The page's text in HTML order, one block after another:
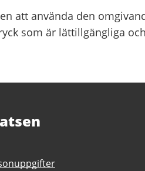
att använda den
som är lättillgängliga